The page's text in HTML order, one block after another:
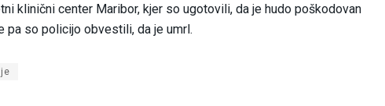
klinični center Maribor, kjer so ugotovili, da je hudo poškodovan
pa so policijo obvestili, da je umrl.